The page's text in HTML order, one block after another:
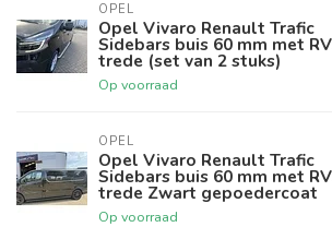
OPEL
Opel Vivaro Renault Trafic
Sidebars buis 60 mm met
trede (set van 2 stuks)
Op voorraad
OPEL
Opel Vivaro Renault Trafic
Sidebars buis 60 mm met
trede Zwart gepoedercoat
Op voorraad